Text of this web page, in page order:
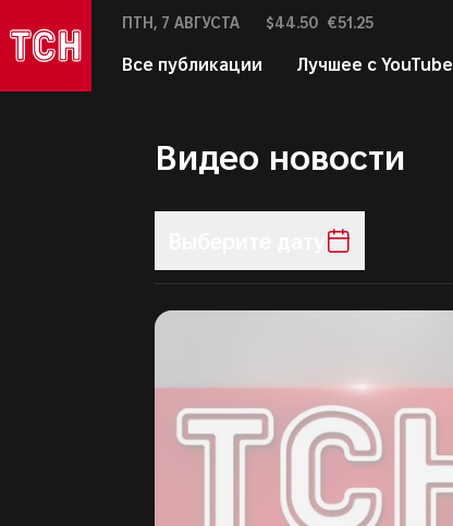
ТСН в социальных сетях
Сегодня:
ПТН, 7 АВГУСТА Курс валют:
$44.50 €51.25
Все публикации Лучшее с YouTube
Выпуски ТСН
Видео новости